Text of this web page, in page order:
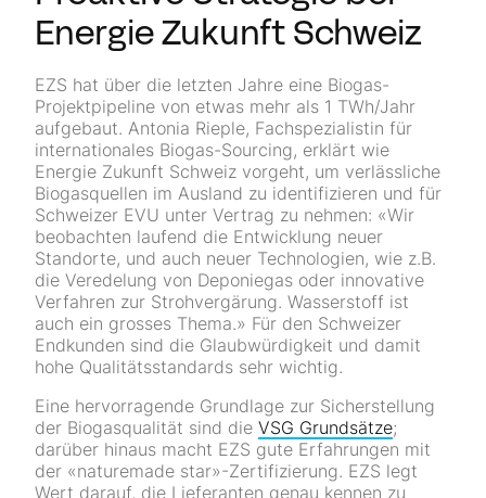
Energie Zukunft Schweiz
EZS hat über die letzten Jahre eine Biogas-
Projektpipeline von etwas mehr als 1 TWh/Jahr
aufgebaut. Antonia Rieple, Fachspezialistin für
internationales Biogas-Sourcing, erklärt wie
Energie Zukunft Schweiz vorgeht, um verlässliche
Biogasquellen im Ausland zu identifizieren und für
Schweizer EVU unter Vertrag zu nehmen: «Wir
beobachten laufend die Entwicklung neuer
Standorte, und auch neuer Technologien, wie z.B.
die Veredelung von Deponiegas oder innovative
Verfahren zur Strohvergärung. Wasserstoff ist
auch ein grosses Thema.» Für den Schweizer
Endkunden sind die Glaubwürdigkeit und damit
hohe Qualitätsstandards sehr wichtig.
Eine hervorragende Grundlage zur Sicherstellung
der Biogasqualität sind die VSG Grundsätze;
darüber hinaus macht EZS gute Erfahrungen mit
der «naturemade star»-Zertifizierung. EZS legt
Wert darauf, die Lieferanten genau kennen zu